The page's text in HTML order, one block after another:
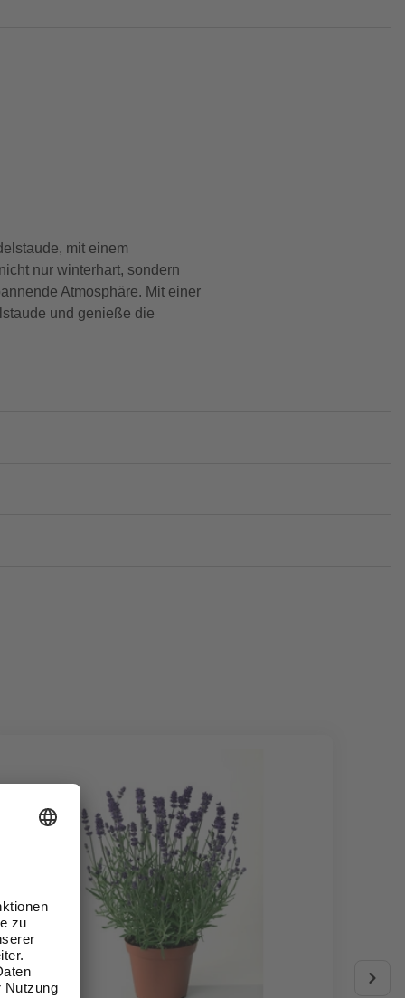
mit einem
nur winterhart, sondern
Atmosphäre. Mit einer
und genieße die